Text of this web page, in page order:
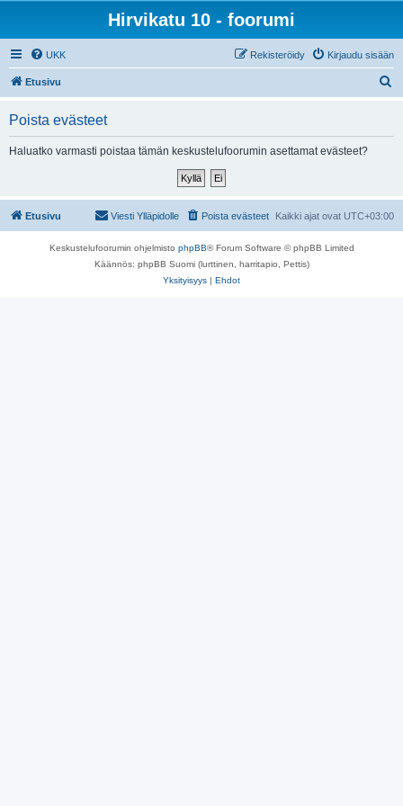
Hirvikatu 10 - foorumi
UKK Kirjaudu sisään
Rekisteröidy
Etusivu
Poista evästeet
Haluatko varmasti poistaa tämän keskustelufoorumin asettamat evästeet?
Etusivu Kaikki ajat ovat UTC+03:00
Poista evästeet
Viesti Ylläpidolle
Keskustelufoorumin ohjelmisto phpBB® Forum Software © phpBB Limited
Käännös: phpBB Suomi (lurttinen, harritapio, Pettis)
Yksityisyys | Ehdot